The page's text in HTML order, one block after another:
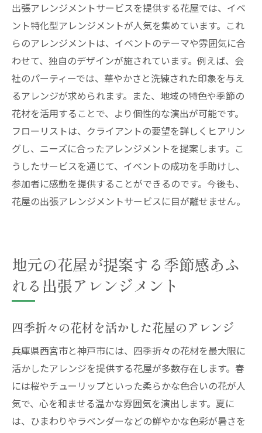
出張アレンジメントサービスを提供する花屋では、イベ
ント特化型アレンジメントが人気を集めています。これ
らのアレンジメントは、イベントのテーマや雰囲気に合
わせて、独自のデザインが施されています。例えば、会
社のパーティーでは、華やかさと洗練された印象を与え
るアレンジが求められます。また、地域の特色や季節の
花材を活用することで、より個性的な演出が可能です。
フローリストは、クライアントの要望を詳しくヒアリン
グし、ニーズに合ったアレンジメントを提案します。こ
うしたサービスを通じて、イベントの成功を手助けし、
参加者に感動を提供することができるのです。今後も、
花屋の出張アレンジメントサービスに目が離せません。
地元の花屋が提案する季節感あふ
れる出張アレンジメント
四季折々の花材を活かした花屋のアレンジ
兵庫県西宮市と神戸市には、四季折々の花材を最大限に
活かしたアレンジを提供する花屋が多数存在します。春
には桜やチューリップといった柔らかな色合いの花が人
気で、心を和ませる温かな雰囲気を演出します。夏に
は、ひまわりやラベンダーなどの鮮やかな色彩が暑さを